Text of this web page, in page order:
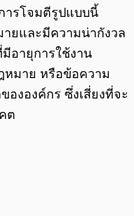
ารโจมตีรูปแบบนี้
ายและมีความน่ากังวล
อายุการใช้งาน
มาย หรือข้อความ
งองค์กร ซึ่งเสี่ยงที่จะ
ต